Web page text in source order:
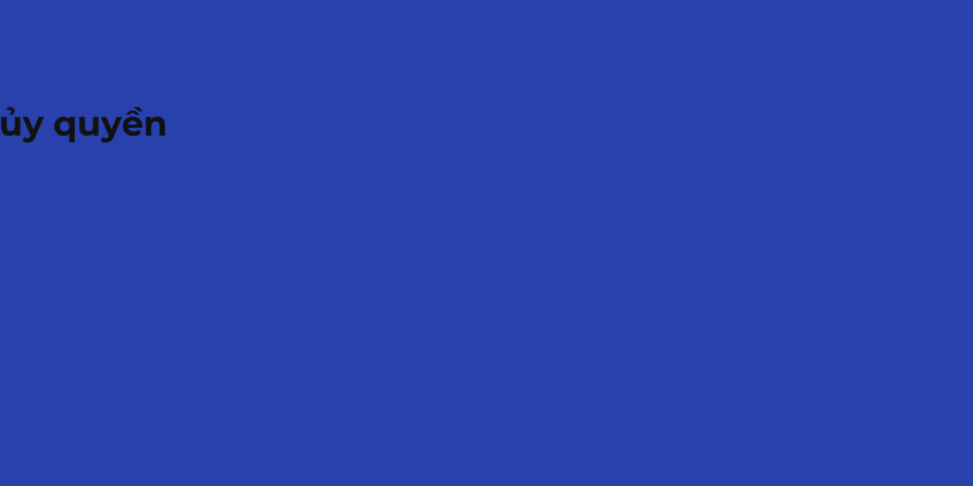
quyền